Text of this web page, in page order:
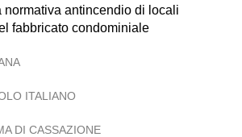
normativa antincendio di locali
fabbricato condominiale
ITALIANO
DI CASSAZIONE